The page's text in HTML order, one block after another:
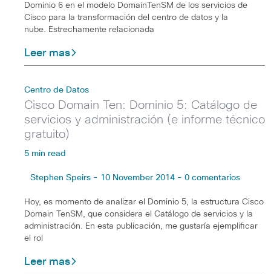
Dominio 6 en el modelo DomainTenSM de los servicios de
Cisco para la transformación del centro de datos y la
nube. Estrechamente relacionada
Leer mas
Centro de Datos
Cisco Domain Ten: Dominio 5: Catálogo de
servicios y administración (e informe técnico
gratuito)
5 min read
Stephen Speirs - 10 November 2014 - 0 comentarios
Hoy, es momento de analizar el Dominio 5, la estructura Cisco
Domain TenSM, que considera el Catálogo de servicios y la
administración. En esta publicación, me gustaría ejemplificar
el rol
Leer mas